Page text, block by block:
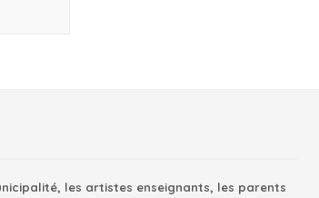
les artistes enseignants, les parents